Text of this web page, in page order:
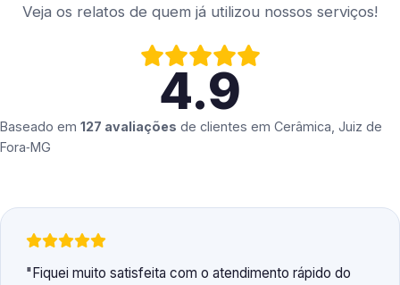
Veja os relatos de quem já utilizou nossos serviços!
4.9
Baseado em 127 avaliações de clientes em Cerâmica, Juiz de
Fora‑MG
Fiquei muito satisfeita com o atendimento rápido do